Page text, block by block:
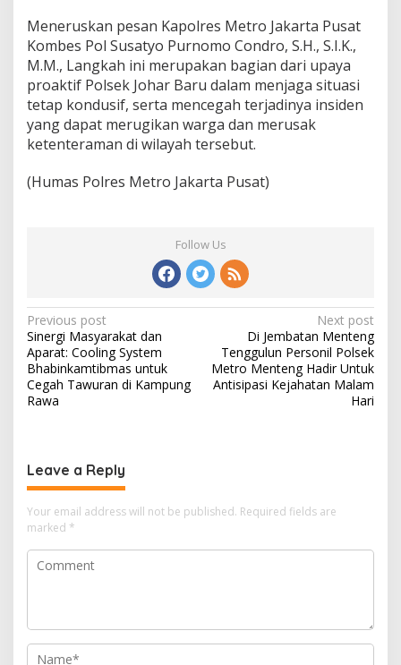
Meneruskan pesan Kapolres Metro Jakarta Pusat
Kombes Pol Susatyo Purnomo Condro, S.H., S.I.K.,
M.M., Langkah ini merupakan bagian dari upaya
proaktif Polsek Johar Baru dalam menjaga situasi
tetap kondusif, serta mencegah terjadinya insiden
yang dapat merugikan warga dan merusak
ketenteraman di wilayah tersebut.
(Humas Polres Metro Jakarta Pusat)
Follow Us
Post
navigation
Previous post
Sinergi Masyarakat dan
Aparat: Cooling System
Bhabinkamtibmas untuk
Cegah Tawuran di Kampung
Rawa
Next post
Di Jembatan Menteng
Tenggulun Personil Polsek
Metro Menteng Hadir Untuk
Antisipasi Kejahatan Malam
Hari
Leave a Reply
Your email address will not be published. Required fields are
marked *